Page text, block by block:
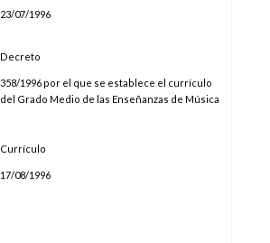
23/07/1996
Decreto
358/1996 por el que se establece el currículo
del Grado Medio de las Enseñanzas de Música
Currículo
17/08/1996